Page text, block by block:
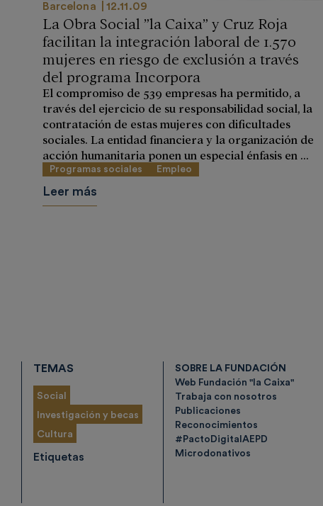
Barcelona 12.11.09
La Obra Social ”la Caixa” y Cruz Roja
facilitan la integración laboral de 1.570
mujeres en riesgo de exclusión a través
del programa Incorpora
El compromiso de 539 empresas ha permitido, a
través del ejercicio de su responsabilidad social, la
contratación de estas mujeres con dificultades
sociales. La entidad financiera y la organización de
acción humanitaria ponen un especial énfasis en ...
Programas sociales Empleo
Leer más
TEMAS
Social
Investigación y becas
Cultura
Etiquetas
SOBRE LA FUNDACIÓN
Web Fundación "la Caixa"
Trabaja con nosotros
Publicaciones
Reconocimientos
#PactoDigitalAEPD
Microdonativos